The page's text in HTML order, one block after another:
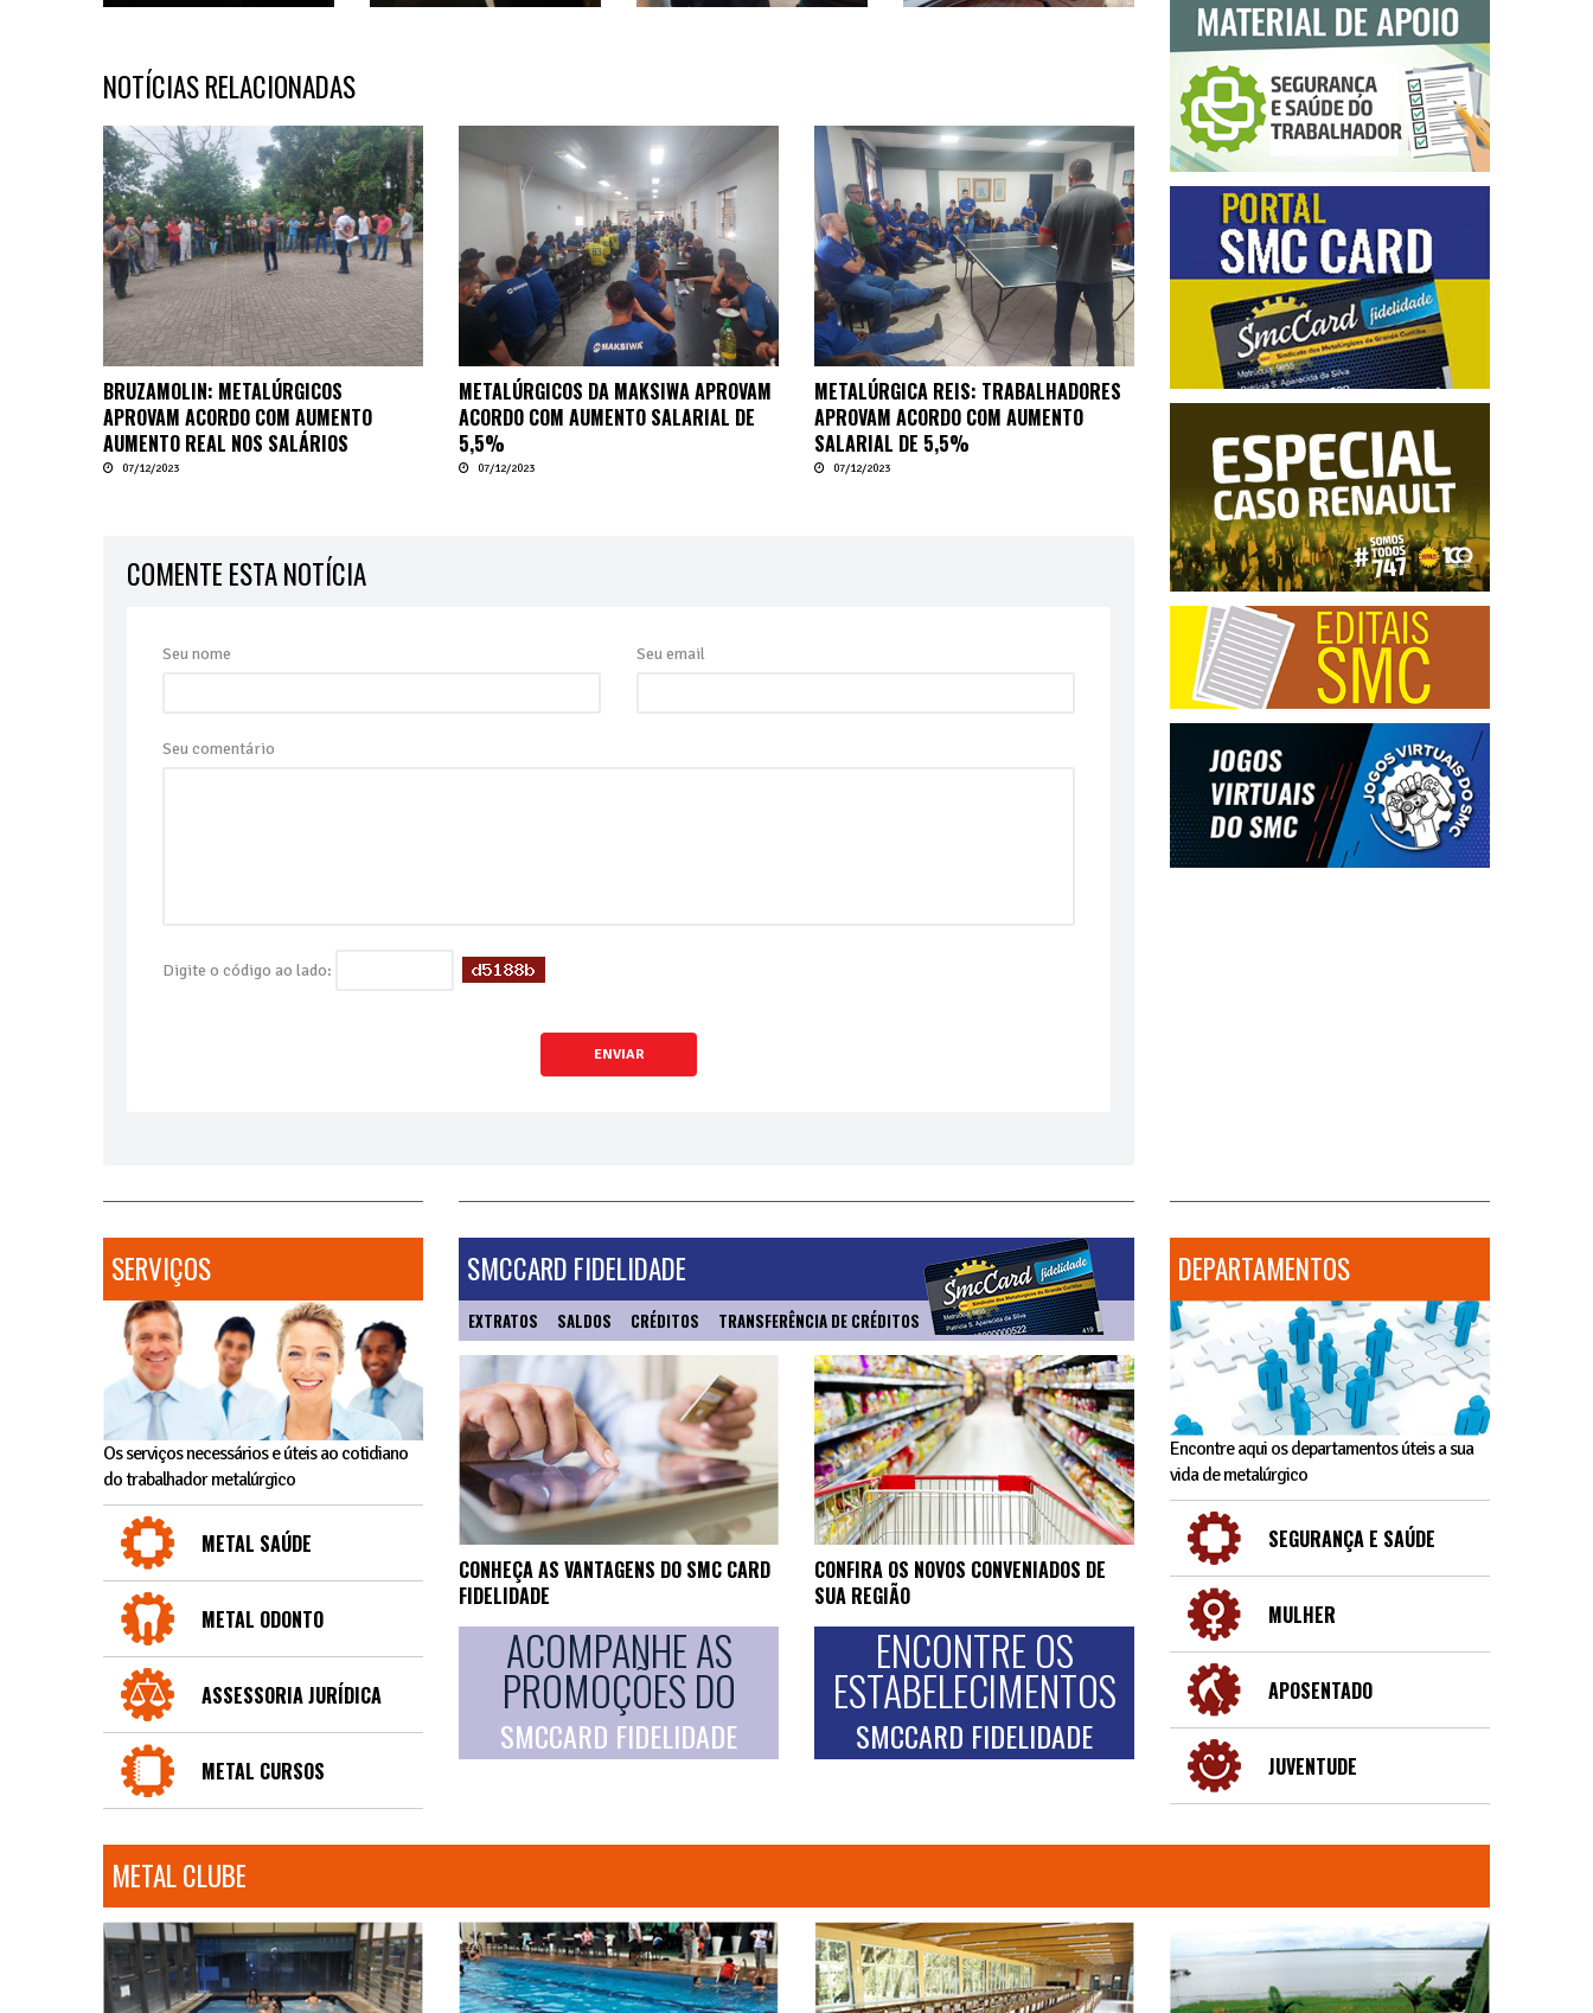
NOTÍCIAS RELACIONADAS
BRUZAMOLIN: METALÚRGICOS
APROVAM ACORDO COM AUMENTO
AUMENTO REAL NOS SALÁRIOS
07/12/2023
METALÚRGICOS DA MAKSIWA APROVAM
ACORDO COM AUMENTO SALARIAL DE
5,5%
07/12/2023
METALÚRGICA REIS: TRABALHADORES
APROVAM ACORDO COM AUMENTO
SALARIAL DE 5,5%
07/12/2023
COMENTE ESTA NOTÍCIA
Seu nome Seu email
Seu comentário
Digite o código ao lado:
ENVIAR
SERVIÇOS
Os serviços necessários e úteis ao cotidiano
do trabalhador metalúrgico
METAL SAÚDE
METAL ODONTO
ASSESSORIA JURÍDICA
METAL CURSOS
SMCCARD FIDELIDADE
EXTRATOS SALDOS CRÉDITOS TRANSFERÊNCIA DE CRÉDITOS
CONHEÇA AS VANTAGENS DO SMC CARD
FIDELIDADE
ACOMPANHE AS
PROMOÇÕES DO
SMCCARD FIDELIDADE
CONFIRA OS NOVOS CONVENIADOS DE
SUA REGIÃO
ENCONTRE OS
ESTABELECIMENTOS
SMCCARD FIDELIDADE
DEPARTAMENTOS
Encontre aqui os departamentos úteis a sua
vida de metalúrgico
SEGURANÇA E SAÚDE
MULHER
APOSENTADO
JUVENTUDE
METAL CLUBE